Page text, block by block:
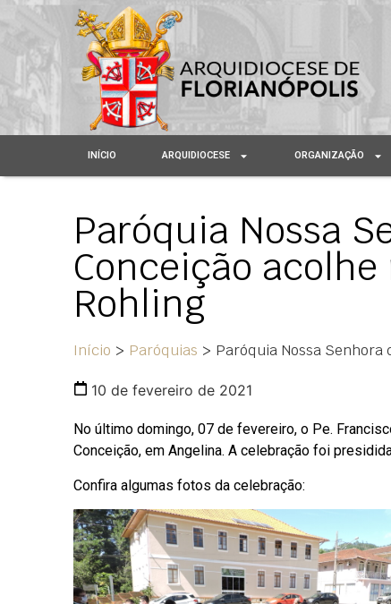
INÍCIO ARQUIDIOCESE ORGANIZAÇÃO
Paróquia Nossa
Conceição
Rohling
Início > Paróquias > Paróquia Nossa Senhora
10 de fevereiro de 2021
No último domingo, 07 de fevereiro, o Pe.
Conceição, em Angelina. A celebração foi
Confira algumas fotos da celebração: